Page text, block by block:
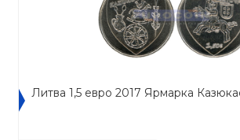
Литва 1,5 евро 2017 Ярмарка